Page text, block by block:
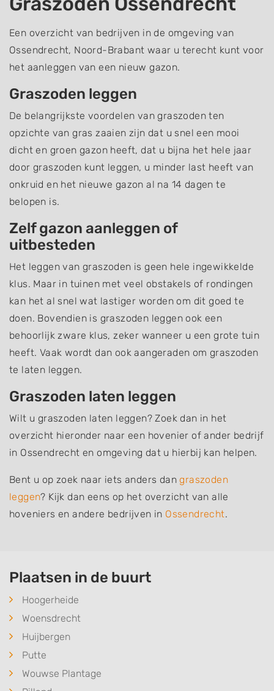
Een overzicht van bedrijven in de omgeving van
Ossendrecht, Noord-Brabant waar u terecht kunt voor
het aanleggen van een nieuw gazon.
Graszoden leggen
De belangrijkste voordelen van graszoden ten
opzichte van gras zaaien zijn dat u snel een mooi
dicht en groen gazon heeft, dat u bijna het hele jaar
door graszoden kunt leggen, u minder last heeft van
onkruid en het nieuwe gazon al na 14 dagen te
belopen is.
Zelf gazon aanleggen of
uitbesteden
Het leggen van graszoden is geen hele ingewikkelde
klus. Maar in tuinen met veel obstakels of rondingen
kan het al snel wat lastiger worden om dit goed te
doen. Bovendien is graszoden leggen ook een
behoorlijk zware klus, zeker wanneer u een grote tuin
heeft. Vaak wordt dan ook aangeraden om graszoden
te laten leggen.
Graszoden laten leggen
Wilt u graszoden laten leggen? Zoek dan in het
overzicht hieronder naar een hovenier of ander bedrijf
in Ossendrecht en omgeving dat u hierbij kan helpen.
Bent u op zoek naar iets anders dangraszoden
leggen? Kijk dan eens op het overzicht van alle
hoveniers en andere bedrijven in Ossendrecht.
Plaatsen in de buurt
Hoogerheide
Woensdrecht
Huijbergen
Putte
Wouwse Plantage